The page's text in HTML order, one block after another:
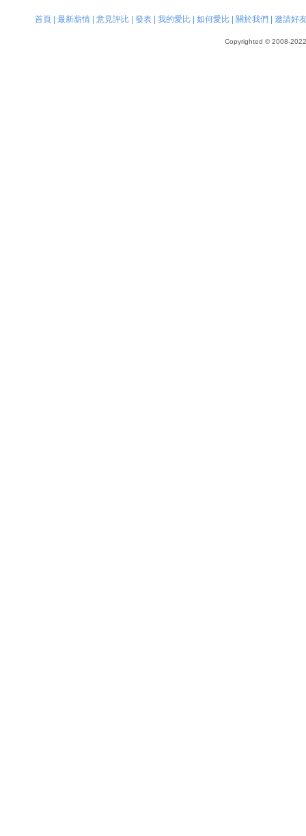
首頁| 最新薪情| 意見評比| 發表| 我的愛比| 如何愛比| 關於我們 邀請好
Copyrighted © 2008-